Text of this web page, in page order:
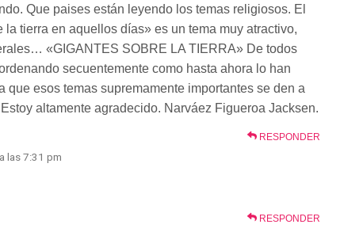
Que paises están leyendo los temas religiosos. El
tierra en aquellos días» es un tema muy atractivo,
«GIGANTES SOBRE LA TIERRA» De todos
secuentemente como hasta ahora lo han
que esos temas supremamente importantes se den a
altamente agradecido. Narváez Figueroa Jacksen.
RESPONDER
las 7:31 pm
RESPONDER